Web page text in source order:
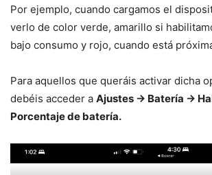
Por ejemplo, cuando cargamos el
verlo de color verde, amarillo si
bajo consumo y rojo, cuando está
Para aquellos que queráis activar dicha
debéis acceder a Ajustes -> Batería ->
Porcentaje de batería.